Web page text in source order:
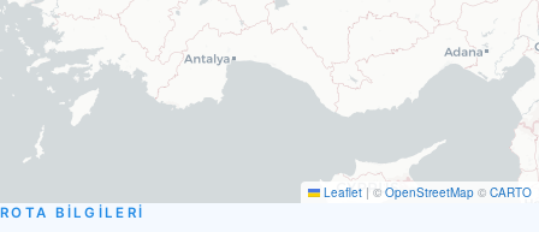
Leaflet | © OpenStreetMap © CARTO
ROTA BİLGİLERİ